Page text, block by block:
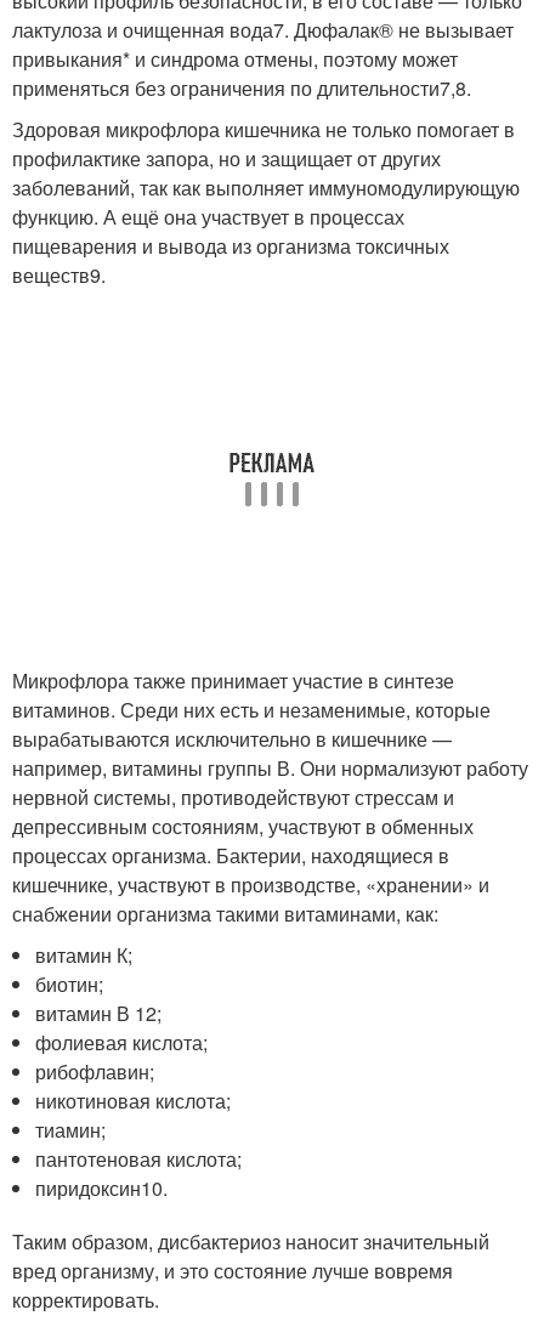
лактулоза и очищенная вода7. Дюфалак® не вызывает
привыкания* и синдрома отмены, поэтому может
применяться без ограничения по длительности7,8.
Здоровая микрофлора кишечника не только помогает в
профилактике запора, но и защищает от других
заболеваний, так как выполняет иммуномодулирующую
функцию. А ещё она участвует в процессах
пищеварения и вывода из организма токсичных
веществ9.
Микрофлора также принимает участие в синтезе
витаминов. Среди них есть и незаменимые, которые
вырабатываются исключительно в кишечнике —
например, витамины группы В. Они нормализуют работу
нервной системы, противодействуют стрессам и
депрессивным состояниям, участвуют в обменных
процессах организма. Бактерии, находящиеся в
кишечнике, участвуют в производстве, «хранении» и
снабжении организма такими витаминами, как:
витамин К;
биотин;
витамин В 12;
фолиевая кислота;
рибофлавин;
никотиновая кислота;
тиамин;
пантотеновая кислота;
пиридоксин10.
Таким образом, дисбактериоз наносит значительный
вред организму, и это состояние лучше вовремя
корректировать.